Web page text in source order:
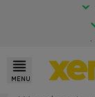
MENU